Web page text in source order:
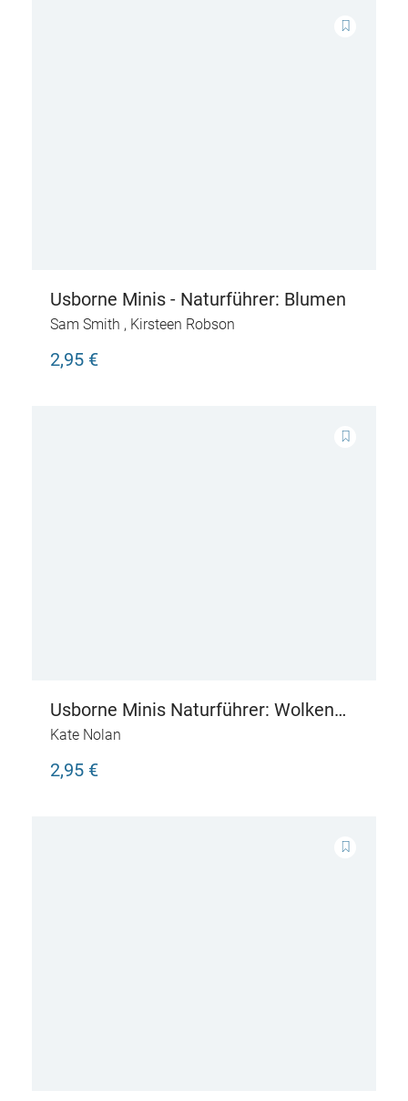
Usborne Minis - Naturführer: Blumen
Sam Smith , Kirsteen Robson
2,95 €
Usborne Minis Naturführer: Wolken
und Wetter
Kate Nolan
2,95 €